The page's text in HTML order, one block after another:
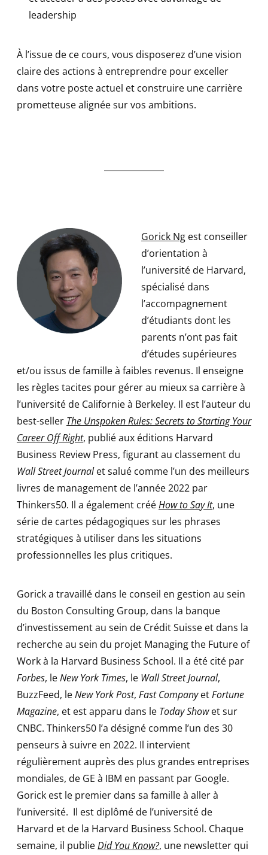
leadership
À l’issue de ce cours, vous disposerez d’une vision
claire des actions à entreprendre pour exceller
dans votre poste actuel et construire une carrière
prometteuse alignée sur vos ambitions.
Gorick Ng est conseiller
d’orientation à
l’université de Harvard,
spécialisé dans
l’accompagnement
d’étudiants dont les
parents n’ont pas fait
d’études supérieures
et/ou issus de famille à faibles revenus. Il enseigne
les règles tacites pour gérer au mieux sa carrière à
l’université de Californie à Berkeley. Il est l’auteur du
best-seller The Unspoken Rules: Secrets to Starting Your
Career Off Right, publié aux éditions Harvard
Business Review Press, figurant au classement du
Wall Street Journalet salué comme l’un des meilleurs
livres de management de l’année 2022 par
Thinkers50. Il a également crééHow to Say It, une
série de cartes pédagogiques sur les phrases
stratégiques à utiliser dans les situations
professionnelles les plus critiques.
Gorick a travaillé dans le conseil en gestion au sein
du Boston Consulting Group, dans la banque
d’investissement au sein de Crédit Suisse et dans la
recherche au sein du projet Managing the Future of
Work à la Harvard Business School. Il a été cité par
Forbes, leNew York Times, le Wall Street Journal,
BuzzFeed, leNew York Post, Fast CompanyetFortune
Magazine, et est apparu dans le Today Showet sur
CNBC. Thinkers50 l’a désigné comme l’un des 30
penseurs à suivre en 2022. Il intervient
régulièrement auprès des plus grandes entreprises
mondiales, de GE à IBM en passant par Google.
Gorick est le premier dans sa famille à aller à
l’université. Il est diplômé de l’université de
Harvard et de la Harvard Business School. Chaque
semaine, il publieDid You Know?, une newsletter qui